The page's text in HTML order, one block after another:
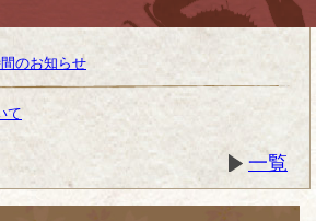
のお知らせ
て
一覧